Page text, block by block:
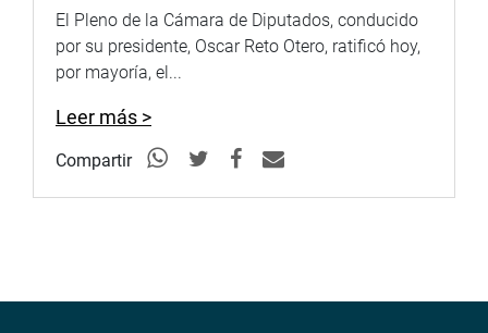
El Pleno de la Cámara de Diputados, conducido
por su presidente, Oscar Reto Otero, ratificó hoy,
por mayoría, el...
Leer más >
Compartir